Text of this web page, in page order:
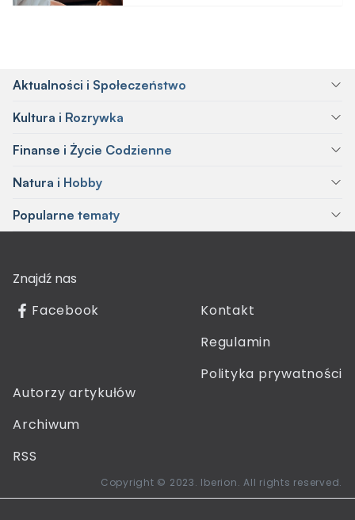
Aktualności i Społeczeństwo
Kultura i Rozrywka
Finanse i Życie Codzienne
Natura i Hobby
Popularne tematy
Znajdź nas
Facebook
Kontakt
Regulamin
Polityka prywatności
Autorzy artykułów
Archiwum
RSS
Copyright © 2023. Iberion. All rights reserved.